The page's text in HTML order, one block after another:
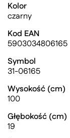
Kolor
czarny
Kod EAN
5903034806165
Symbol
31-06165
Wysokość (cm)
100
Głębokość (cm)
19